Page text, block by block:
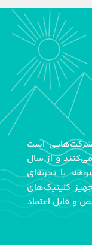
است
و از سال
با تجربه‌ای
کلینیک‌های
و قابل اعتماد